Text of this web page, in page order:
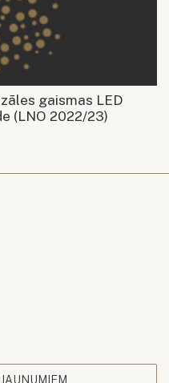
gaismas LED
(LNO 2022/23)